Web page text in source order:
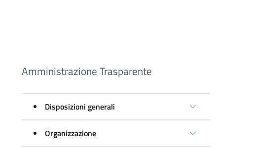
Amministrazione Trasparente
Disposizioni generali
Organizzazione